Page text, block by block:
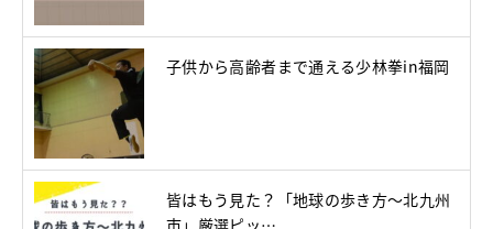
子供から高齢者まで通える少林拳in福岡
皆はもう見た？「地球の歩き方～北九州
市」厳選ピッ…